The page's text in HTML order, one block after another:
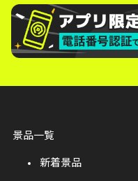
景品一覧
新着景品